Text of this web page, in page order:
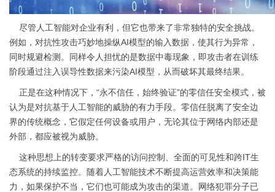
尽管人工智能对企业有利，但它也带来了非常独特的安全挑战。
例如，对抗性攻击巧妙地操纵AI模型的输入数据，使其行为异常，
同时规避检测。同样令人担忧的是数据中毒现象，即攻击者在训练
阶段通过注入误导性数据来污染AI模型，从而破坏其最终结果。
正是在这种情况下，“永不信任，始终验证”的零信任安全模式，被
认为是对抗基于人工智能的威胁的有力手段。零信任脱离了安全边
界的传统概念，它假定任何设备或用户，无论其位于网络内部还是
外部，都应被视为威胁。
这种思想上的转变要求严格的访问控制、全面的可见性和跨IT生
态系统的持续监控。随着人工智能技术不断提高运营效率和决策能
力，如果保护不当，它们也可能成为攻击的渠道。网络犯罪分子已